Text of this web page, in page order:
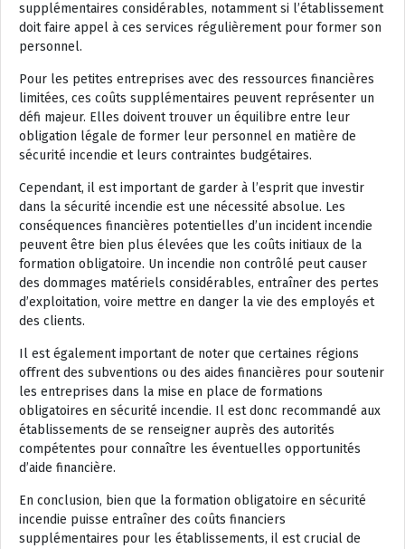
supplémentaires considérables, notamment si l’établissement
doit faire appel à ces services régulièrement pour former son
personnel.
Pour les petites entreprises avec des ressources financières
limitées, ces coûts supplémentaires peuvent représenter un
défi majeur. Elles doivent trouver un équilibre entre leur
obligation légale de former leur personnel en matière de
sécurité incendie et leurs contraintes budgétaires.
Cependant, il est important de garder à l’esprit que investir
dans la sécurité incendie est une nécessité absolue. Les
conséquences financières potentielles d’un incident incendie
peuvent être bien plus élevées que les coûts initiaux de la
formation obligatoire. Un incendie non contrôlé peut causer
des dommages matériels considérables, entraîner des pertes
d’exploitation, voire mettre en danger la vie des employés et
des clients.
Il est également important de noter que certaines régions
offrent des subventions ou des aides financières pour soutenir
les entreprises dans la mise en place de formations
obligatoires en sécurité incendie. Il est donc recommandé aux
établissements de se renseigner auprès des autorités
compétentes pour connaître les éventuelles opportunités
d’aide financière.
En conclusion, bien que la formation obligatoire en sécurité
incendie puisse entraîner des coûts financiers
supplémentaires pour les établissements, il est crucial de